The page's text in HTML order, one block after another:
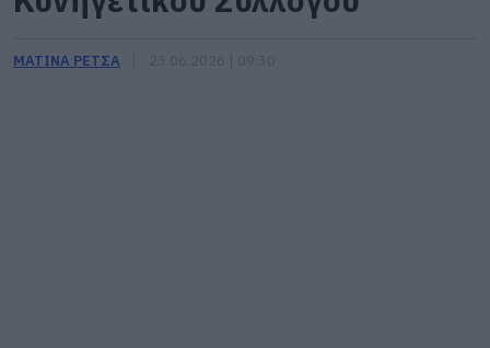
ΜΑΤΙΝΑ ΡΕΤΣΑ